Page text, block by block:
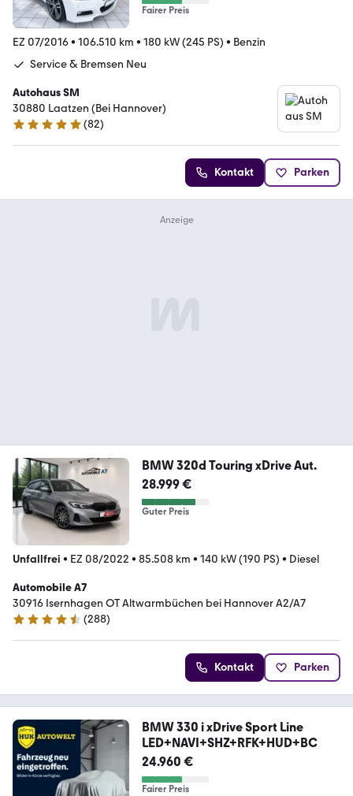
Fairer Preis
EZ 07/2016• 106.510 km • 180 kW (245 PS) • Benzin
Service & Bremsen Neu
Autohaus SM
30880 Laatzen (Bei Hannover)
5 Sterne
(82)
Kontakt Parken
BMW 320d Touring xDrive Aut.
28.999 €
Guter Preis
Unfallfrei • EZ 08/2022 • 85.508 km • 140 kW (190 PS) • Diesel
Automobile A7
30916 Isernhagen OT Altwarmbüchen bei Hannover A2/A7
4.7 Sterne
(288)
Kontakt Parken
BMW 330 i xDrive Sport Line
LED+NAVI+SHZ+RFK+HUD+BC
24.960 €
Fairer Preis